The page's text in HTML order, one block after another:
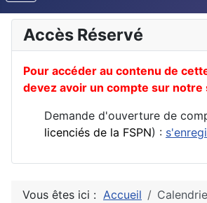
Accès Réservé
Pour accéder au contenu de
devez avoir un compte sur
Demande d'ouverture de
licenciés de la FSPN) :
Vous êtes ici : Accueil